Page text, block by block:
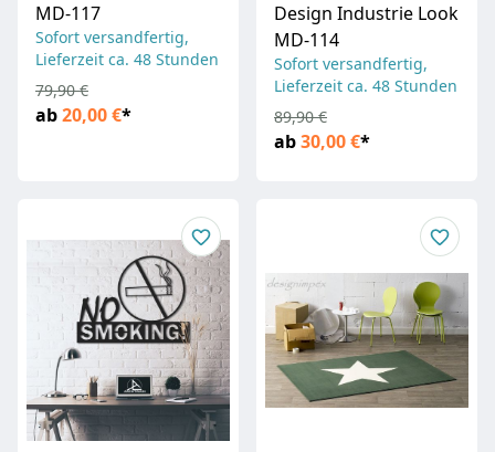
MD-117
Sofort versandfertig,
Lieferzeit ca. 48 Stunden
ab20,00 €*
79,90 €
Design Industrie Look
MD-114
Sofort versandfertig,
Lieferzeit ca. 48 Stunden
ab30,00 €*
89,90 €